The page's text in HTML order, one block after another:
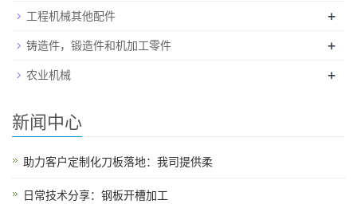
工程机械其他配件 +
铸造件，锻造件和机加工零件 +
农业机械 +
新闻中心
助力客户定制化刀板落地：我司提供柔
日常技术分享：钢板开槽加工